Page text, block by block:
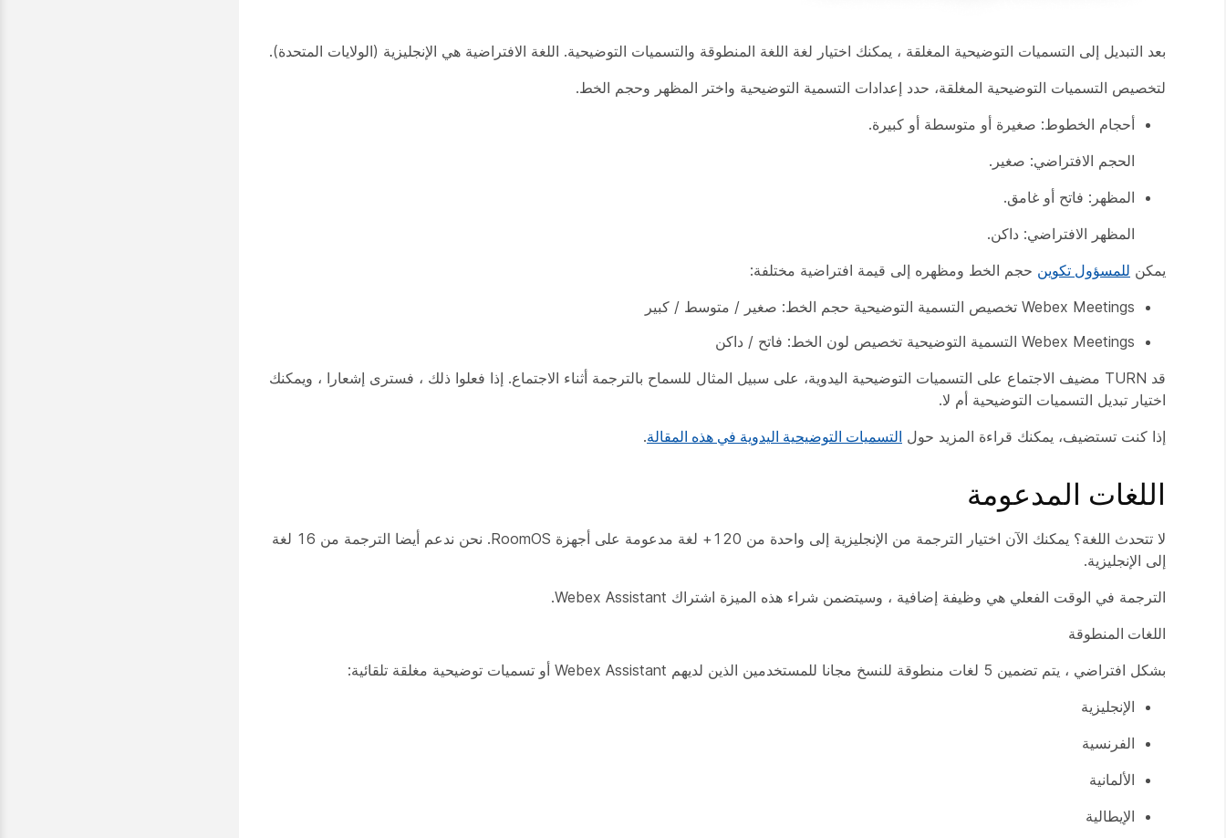
بعد التبديل إلى التسميات التوضيحية المغلقة ، يمكنك اختيار لغة اللغة المنطوقة والتسميات التوضيحية. اللغة الافتراضية هي الإنجليزية (الولايات المتحدة).
لتخصيص التسميات التوضيحية المغلقة، حدد إعدادات التسمية التوضيحية واختر المظهر وحجم الخط.
أحجام الخطوط: صغيرة أو متوسطة أو كبيرة.
الحجم الافتراضي: صغير.
المظهر: فاتح أو غامق.
المظهر الافتراضي: داكن.
يمكن للمسؤول تكوين حجم الخط ومظهره إلى قيمة افتراضية مختلفة:
Webex Meetings تخصيص التسمية التوضيحية حجم الخط: صغير / متوسط / كبير
Webex Meetings التسمية التوضيحية تخصيص لون الخط: فاتح / داكن
قد TURN مضيف الاجتماع على التسميات التوضيحية اليدوية، على سبيل المثال للسماح بالترجمة أثناء الاجتماع. إذا فعلوا ذلك ، فسترى إشعارا ، ويمكنك
اختيار تبديل التسميات التوضيحية أم لا.
إذا كنت تستضيف، يمكنك قراءة المزيد حول التسميات التوضيحية اليدوية في هذه المقالة.
اللغات المدعومة
لا تتحدث اللغة؟ يمكنك الآن اختيار الترجمة من الإنجليزية إلى واحدة من 120+ لغة مدعومة على أجهزة RoomOS. نحن ندعم أيضا الترجمة من 16 لغة
إلى الإنجليزية.
الترجمة في الوقت الفعلي هي وظيفة إضافية ، وسيتضمن شراء هذه الميزة اشتراك Webex Assistant.
اللغات المنطوقة
بشكل افتراضي ، يتم تضمين 5 لغات منطوقة للنسخ مجانا للمستخدمين الذين لديهم Webex Assistant أو تسميات توضيحية مغلقة تلقائية:
الإنجليزية
الفرنسية
الألمانية
الإيطالية